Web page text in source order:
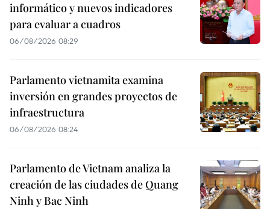
informático y nuevos indicadores
para evaluar a cuadros
06/08/2026 08:29
Parlamento vietnamita examina
inversión en grandes proyectos de
infraestructura
06/08/2026 08:24
Parlamento de Vietnam analiza la
creación de las ciudades de Quang
Ninh y Bac Ninh